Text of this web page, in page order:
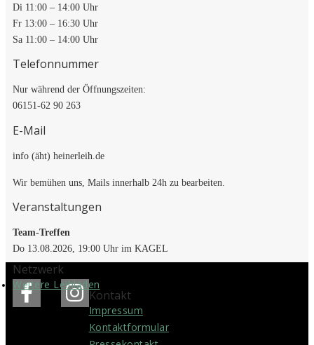
Di 11:00 – 14:00 Uhr
Fr 13:00 – 16:30 Uhr
Sa 11:00 – 14:00 Uhr
Telefonnummer
Nur während der Öffnungszeiten:
06151-62 90 263
E-Mail
info (äht) heinerleih.de
Wir bemühen uns, Mails innerhalb 24h zu bearbeiten.
Veranstaltungen
Team-Treffen
Do 13.08.2026, 19:00 Uhr im KAGEL
Netzwerk
Weitere Leihläden
Kontakt
Impressum
Kontakt­formular